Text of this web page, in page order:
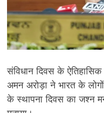
संविधान दिवस के
अमन अरोड़ा ने भारत के
के स्थापना दिवस का जश्न